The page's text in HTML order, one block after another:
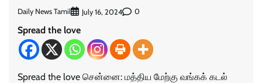
Daily News Tamil July 16, 2024 0
Spread the love
Spread the love சென்னை: மத்திய மேற்கு வங்கக் கடல்